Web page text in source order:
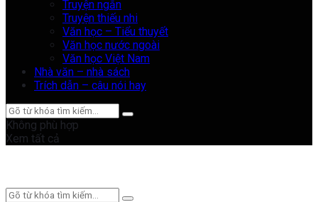
Truyện ngắn
Truyện thiếu nhi
Văn học – Tiểu thuyết
Văn học nước ngoài
Văn học Việt Nam
Nhà văn – nhà sách
Trích dẫn – câu nói hay
Không phù hợp
Xem tất cả